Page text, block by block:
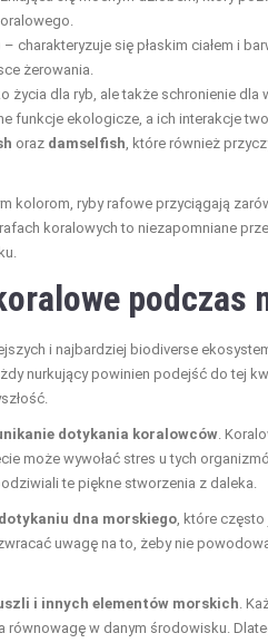
charakteryzuje się płaskim ciałem i
żerowania.
życia dla ryb, ale także schronienie
funkcje ekologicze, a ich interakcje
oraz damselfish , które również
kolorom, ryby rafowe przyciągają
koralowych to niezapomniane
podczas
i najbardziej biodiverse
nurkujący powinien podejść do tej
dotykania koralowców .
może wywołać stres u tych
te piękne stworzenia z daleka.
dna morskiego , które
uwagę na to, żeby nie
i innych elementów morskich .
równowagę w danym środowisku.